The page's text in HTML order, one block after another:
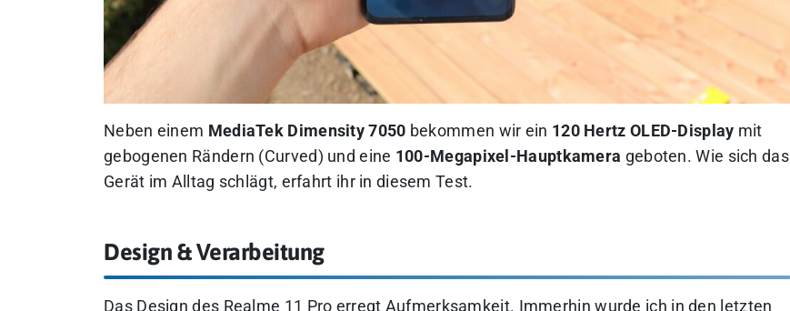
Neben einem MediaTek Dimensity 7050 bekommen wir ein 120 Hertz OLED-Display mit
gebogenen Rändern (Curved) und eine 100-Megapixel-Hauptkamera geboten. Wie sich das
Gerät im Alltag schlägt, erfahrt ihr in diesem Test.
Design & Verarbeitung
Das Design des Realme 11 Pro erregt Aufmerksamkeit. Immerhin wurde ich in den letzten